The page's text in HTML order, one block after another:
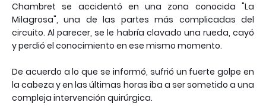
Chambret se accidentó en una zona conocida "La
Milagrosa", una de las partes más complicadas del
circuito. Al parecer, se le habría clavado una rueda, cayó
y perdió el conocimiento en ese mismo momento.
De acuerdo a lo que se informó, sufrió un fuerte golpe en
la cabeza y en las últimas horas iba a ser sometido a una
compleja intervención quirúrgica.